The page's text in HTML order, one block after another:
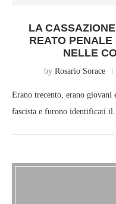
LA
REATO PENALE
NELLE
by Rosario Sorace
Erano trecento, erano
fascista e furono identificati